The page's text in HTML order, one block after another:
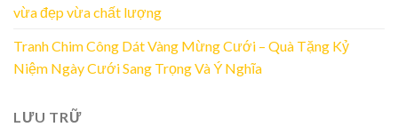
vừa đẹp vừa chất lượng
Tranh Chim Công Dát Vàng Mừng Cưới – Quà Tặng Kỷ
Niệm Ngày Cưới Sang Trọng Và Ý Nghĩa
LƯU TRỮ